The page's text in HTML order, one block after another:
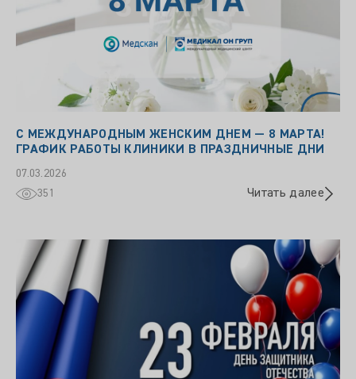
С МЕЖДУНАРОДНЫМ ЖЕНСКИМ ДНЕМ — 8 МАРТА!
ГРАФИК РАБОТЫ КЛИНИКИ В ПРАЗДНИЧНЫЕ ДНИ
07.03.2026
351
Читать далее